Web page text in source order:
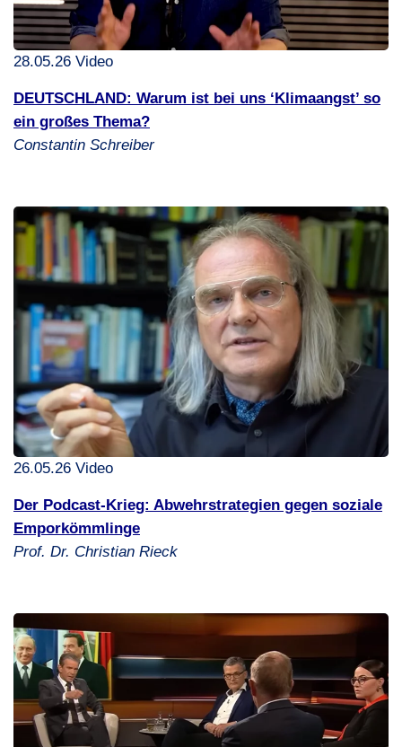
28.05.26 Video
DEUTSCHLAND: Warum ist bei uns ‘Klimaangst’ so
ein großes Thema?
Constantin Schreiber
26.05.26 Video
Der Podcast-Krieg: Abwehrstrategien gegen soziale
Emporkömmlinge
Prof. Dr. Christian Rieck